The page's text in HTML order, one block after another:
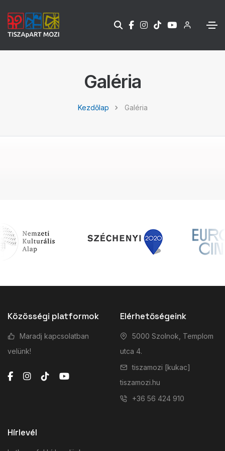
Galéria
Kezdőlap Galéria
Közösségi platformok
Maradj kapcsolatban
velünk!
Elérhetőségeink
5000 Szolnok, Templom
utca 4.
tiszamozi [kukac]
tiszamozi.hu
+36 56 424 910
Hírlevél